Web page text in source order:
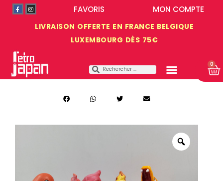
LIVRAISON OFFERTE EN FRANCE BELGIQUE
LUXEMBOURG DÈS 75€
MON COMPTE
FAVORIS
0